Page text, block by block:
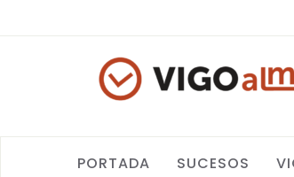
PORTADA SUCESOS